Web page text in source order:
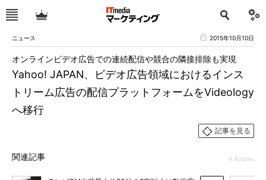
ニュース 2015年10月10日
Yahoo! JAPAN、ビデオ広告領域におけるインス
トリーム広告の配信プラットフォームをVideology
へ移行
オンラインビデオ広告での連続配信や競合の隣接排除も実現
記事を見る
関連記事 4 Articles